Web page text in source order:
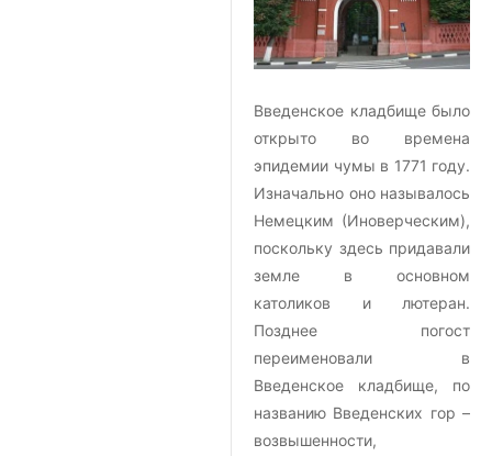
Введенское кладбище было
открыто во времена
эпидемии чумы в 1771 году.
Изначально оно называлось
Немецким (Иноверческим),
поскольку здесь придавали
земле в основном
католиков и лютеран.
Позднее погост
переименовали в
Введенское кладбище, по
названию Введенских гор –
возвышенности,